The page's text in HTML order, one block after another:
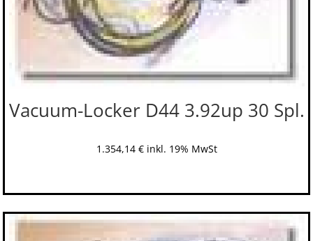
Vacuum-Locker D44 3.92up 30 Spl.
1.354,14 € inkl. 19% MwSt